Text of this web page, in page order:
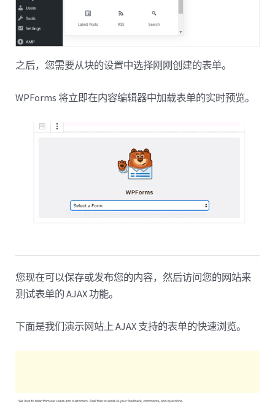
之后，您需要从块的设置中选择刚刚创建的表单。
WPForms 将立即在内容编辑器中加载表单的实时预览。
您现在可以保存或发布您的内容，然后访问您的网站来
测试表单的 AJAX 功能。
下面是我们演示网站上 AJAX 支持的表单的快速浏览。